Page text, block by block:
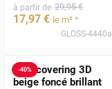
à partir de 29,95 €
17,97 € le m² *
GLOSS-4440a
-40%
Film covering 3D
beige foncé brillant